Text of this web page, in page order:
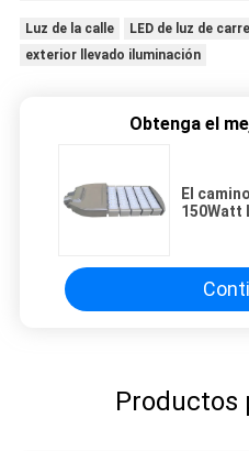
Luz de la calle
LED de luz de
exterior llevado iluminación
Obtenga el
El
150Watt
Productos